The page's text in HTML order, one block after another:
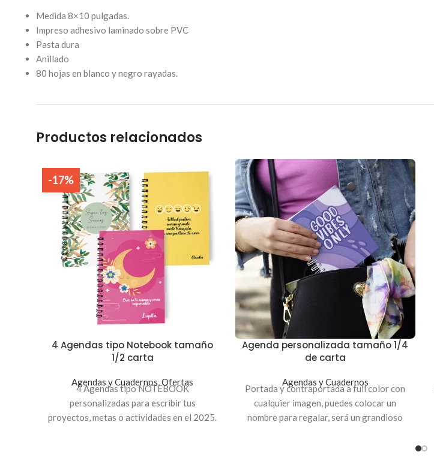
Medida 8×10 pulgadas.
Impreso adhesivo laminado sobre PVC
Pasta dura
Anillado
80 hojas en blanco y negro rayadas.
Productos relacionados
-17%
4 Agendas tipo Notebook tamaño
1/2 carta
Agendas y Cuadernos,Ofertas
4 Agendas tipo NOTEBOOK
personalizadas para escribir tus
proyectos, metas o actividades en el 2025.
Agenda personalizada tamaño 1/4
de carta
Agendas y Cuadernos
Portada y contraportada a full color con
cualquier imagen, puedes colocar un
nombre para regalar, será un grandioso